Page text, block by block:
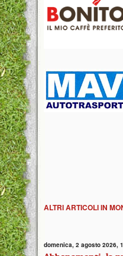
ALTRI ARTICOLI IN
domenica, 2 agosto 2026,